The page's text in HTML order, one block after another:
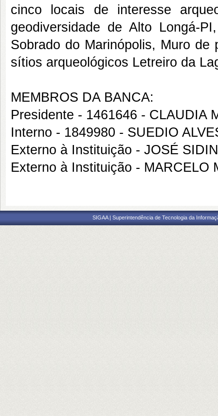
cinco locais de interesse
geodiversidade de Alto Longá-
Sobrado do Marinópolis, Muro
sítios arqueológicos Letreiro da
MEMBROS DA BANCA:
Presidente - 1461646 - CLAUDIA
Interno - 1849980 - SUEDIO
Externo à Instituição - JOSÉ
Externo à Instituição - MARCELO
SIGAA | Superintendência de Tecnologia da